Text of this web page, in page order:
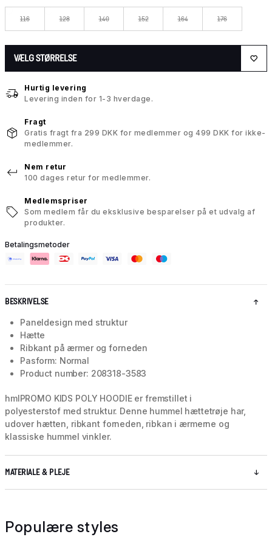
116 128 140 152 164 176
VÆLG STØRRELSE
Hurtig levering
Levering inden for 1-3 hverdage.
Fragt
Gratis fragt fra 299 DKK for medlemmer og 499 DKK for ikke-
medlemmer.
Nem retur
100 dages retur for medlemmer.
Medlemspriser
Som medlem får du eksklusive besparelser på et udvalg af
produkter.
Betalingsmetoder
BESKRIVELSE
Paneldesign med struktur
Hætte
Ribkant på ærmer og forneden
Pasform: Normal
Product number: 208318-3583
hmlPROMO KIDS POLY HOODIE er fremstillet i
polyesterstof med struktur. Denne hummel hættetrøje har,
udover hætten, ribkant forneden, ribkan i ærmerne og
klassiske hummel vinkler.
MATERIALE & PLEJE
Populære styles